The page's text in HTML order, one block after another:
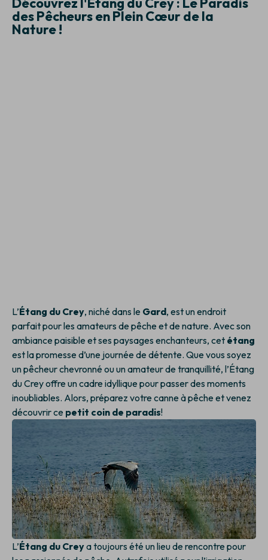
des Pêcheurs en Plein Cœur de la
Nature !
L’Étang du Crey, niché dans le Gard, est un endroit
parfait pour les amateurs de pêche et de nature. Avec son
ambiance paisible et ses paysages enchanteurs, cet étang
est la promesse d’une journée de détente. Que vous soyez
un pêcheur chevronné ou un amateur de tranquillité, l’Étang
du Crey offre un cadre idyllique pour passer des moments
inoubliables. Alors, préparez votre canne à pêche et venez
découvrir ce petit coin de paradis!
L’Étang du Creya toujours été un lieu de rencontre pour